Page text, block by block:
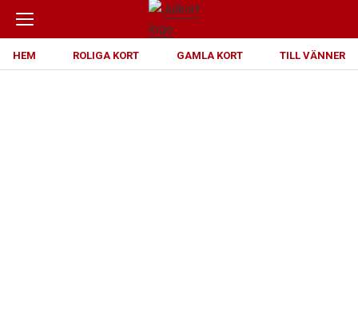
HEM ROLIGA KORT GAMLA KORT TILL VÄNNER